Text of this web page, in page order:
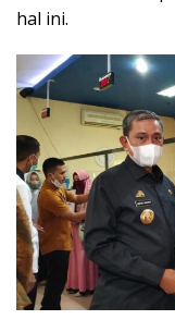
hal ini.